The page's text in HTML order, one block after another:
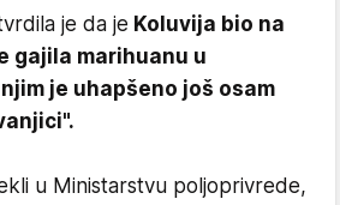
je da je Koluvija bio na
gajila marihuanu u
je uhapšeno još osam
u Ministarstvu poljoprivrede,